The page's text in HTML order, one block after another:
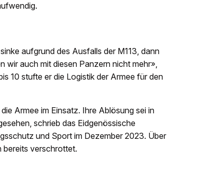
aufgrund des Ausfalls der M113, dann
wir auch mit diesen Panzern nicht mehr»,
10 stufte er die Logistik der Armee für den
Armee im Einsatz. Ihre Ablösung sei in
schrieb das Eidgenössische
und Sport im Dezember 2023. Über
bereits verschrottet.